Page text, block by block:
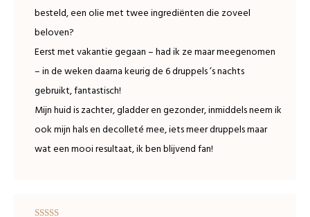
besteld, een olie met twee ingrediënten die zoveel
beloven?
Eerst met vakantie gegaan – had ik ze maar meegenomen
– in de weken daarna keurig de 6 druppels ’s nachts
gebruikt, fantastisch!
Mijn huid is zachter, gladder en gezonder, inmiddels neem ik
ook mijn hals en decolleté mee, iets meer druppels maar
wat een mooi resultaat, ik ben blijvend fan!